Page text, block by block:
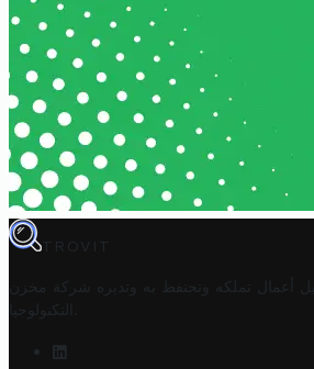
TROVIT
أعمال تملكه وتحتفظ به وتديره
شركة مخزن
التكنولوجيا